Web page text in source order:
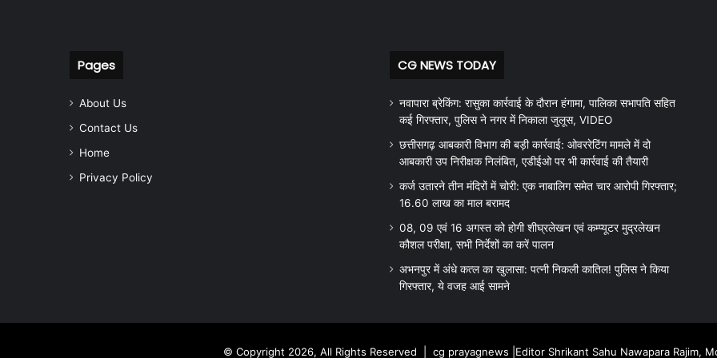
Pages
About Us
Contact Us
Home
Privacy Policy
CG NEWS TODAY
नवापारा ब्रेकिंग: रासुका कार्रवाई के दौरान हंगामा, पालिका सभापति सहित
कई गिरफ्तार, पुलिस ने नगर में निकाला जुलूस, VIDEO
छत्तीसगढ़ आबकारी विभाग की बड़ी कार्रवाई: ओवररेटिंग मामले में दो
आबकारी उप निरीक्षक निलंबित, एडीईओ पर भी कार्रवाई की तैयारी
कर्ज उतारने तीन मंदिरों में चोरी: एक नाबालिग समेत चार आरोपी गिरफ्तार;
16.60 लाख का माल बरामद
08, 09 एवं 16 अगस्त को होगी शीघ्रलेखन एवं कम्प्यूटर मुद्रलेखन
कौशल परीक्षा, सभी निर्देशों का करें पालन
अभनपुर में अंधे कत्ल का खुलासा: पत्नी निकली कातिल! पुलिस ने किया
गिरफ्तार, ये वजह आई सामने
© Copyright 2026, All Rights Reserved | cg prayagnews |Editor Shrikant Sahu Nawapara Rajim,